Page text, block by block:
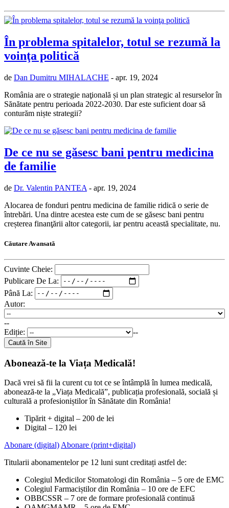
În problema spitalelor, totul se rezumă la
voinţa politică
de Dan Dumitru MIHALACHE - apr. 19, 2024
România are o strategie naţională și un plan strategic al resurselor în
Sănătate pentru perioada 2022-2030. Dar este suficient doar să
conturăm niște strategii?
De ce nu se găsesc bani pentru medicina
de familie
de Dr. Valentin PANTEA - apr. 19, 2024
Alocarea de fonduri pentru medicina de familie ridică o serie de
întrebări. Una dintre acestea este cum de se găsesc bani pentru
creșterea finanţării altor categorii, iar pentru această specialitate, nu.
Căutare Avansată
Cuvinte Cheie:
Publicare De La:
Până La:
Autor:
--
Ediție:
--
Caută în Site
Abonează-te la Viața Medicală!
Dacă vrei să fii la curent cu tot ce se întâmplă în lumea medicală,
abonează-te la „Viața Medicală”, publicația profesională, socială și
culturală a profesioniștilor în Sănătate din România!
Tipărit + digital – 200 de lei
Digital – 120 lei
Abonare (digital) Abonare (print+digital)
Titularii abonamentelor pe 12 luni sunt creditați astfel de:
Colegiul Medicilor Stomatologi din România – 5 ore de EMC
Colegiul Farmaciștilor din România – 10 ore de EFC
OBBCSSR – 7 ore de formare profesională continuă